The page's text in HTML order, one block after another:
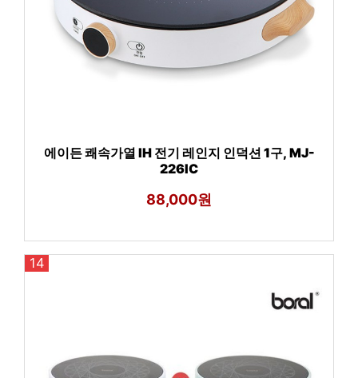
에이든 쾌속가열 IH 전기 레인지 인덕션 1구, MJ-
226IC
88,000원
14